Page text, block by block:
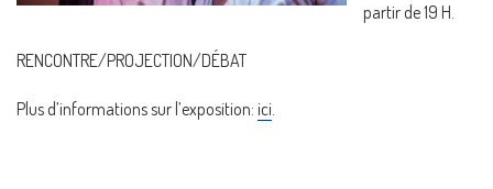
partir de 19 H.
RENCONTRE/PROJECTION/DÉBAT
Plus d’informations sur l’exposition: ici.